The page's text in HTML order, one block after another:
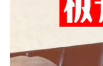
経営リーダーのコミュニティ
ITエンジニア向け専門サイト